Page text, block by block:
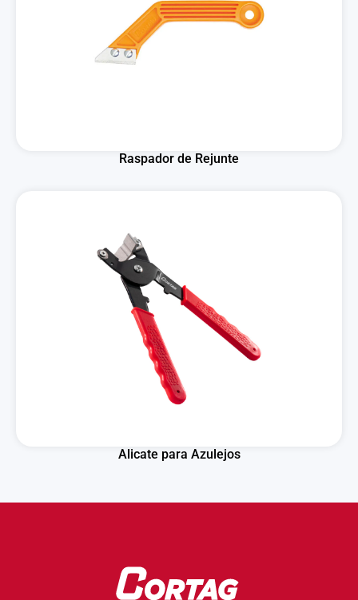
Raspador de Rejunte
Alicate para Azulejos